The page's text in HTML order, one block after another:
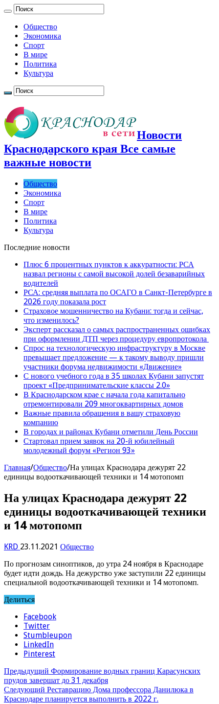
Общество
Экономика
Спорт
В мире
Политика
Культура
Новости
Краснодарского края Все самые
важные новости
Общество
Экономика
Спорт
В мире
Политика
Культура
Последние новости
Плюс 6 процентных пунктов к аккуратности: РСА
назвал регионы с самой высокой долей безаварийных
водителей
РСА: средняя выплата по ОСАГО в Санкт-Петербурге в
2026 году показала рост
Страховое мошенничество на Кубани: тогда и сейчас,
что изменилось?
Эксперт рассказал о самых распространенных ошибках
при оформлении ДТП через процедуру европротокола
Спрос на технологическую инфраструктуру в Москве
превышает предложение — к такому выводу пришли
участники форума недвижимости «Движение»
С нового учебного года в 35 школах Кубани запустят
проект «Предпринимательские классы 2.0»
В Краснодарском крае с начала года капитально
отремонтировали 209 многоквартирных домов
Важные правила обращения в вашу страховую
компанию
В городах и районах Кубани отметили День России
Стартовал прием заявок на 20-й юбилейный
молодежный форум «Регион 93»
Главная/Общество/На улицах Краснодара дежурят 22
единицы водооткачивающей техники и 14 мотопомп
На улицах Краснодара дежурят 22
единицы водооткачивающей техники
и 14 мотопомп
KRD 23.11.2021 Общество
По прогнозам синоптиков, до утра 24 ноября в Краснодаре
будет идти дождь. На дежурство уже заступили 22 единицы
специальной водооткачивающей техники и 14 мотопомп.
Делиться
Facebook
Twitter
Stumbleupon
LinkedIn
Pinterest
Предыдущий Формирование водных границ Карасунских
прудов завершат до 31 декабря
Следующий Реставрацию Дома профессора Данилюка в
Краснодаре планируется выполнить в 2022 г.